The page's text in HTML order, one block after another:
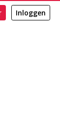
Inloggen